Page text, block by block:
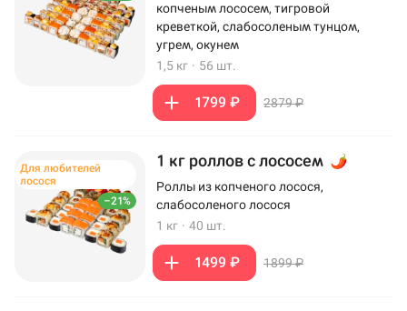
копченым лососем, тигровой
креветкой, слабосоленым тунцом,
угрем, окунем
1,5 кг · 56 шт.
1799 ₽ 2879 ₽
–21%
Для любителей
лосося
1 кг роллов с лососем
Роллы из копченого лосося,
слабосоленого лосося
1 кг · 40 шт.
1499 ₽ 1899 ₽